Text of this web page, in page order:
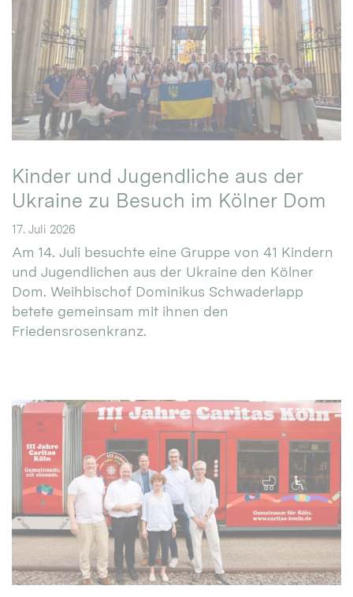
Kinder und Jugendliche aus der
Ukraine zu Besuch im Kölner Dom
17. Juli 2026
Am 14. Juli besuchte eine Gruppe von 41 Kindern
und Jugendlichen aus der Ukraine den Kölner
Dom. Weihbischof Dominikus Schwaderlapp
betete gemeinsam mit ihnen den
Friedensrosenkranz.